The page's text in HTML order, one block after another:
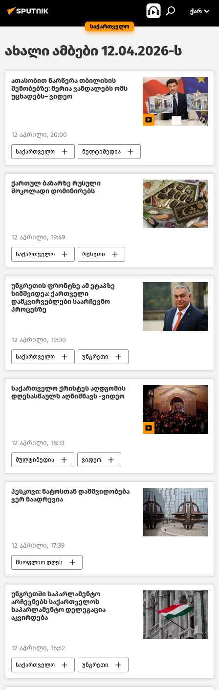
საქართველო
ᲥᲐᲠ
ახალი ამბები 12.04.2026-ს
ათასობით წარწერა თბილისის
შენობებზე: მერია ვანდალებს ომს
უცხადებს– ვიდეო
12 აპრილი, 20:00
საქართველო მულტიმედია
ვიდეო თბილისის მერია
თბილისი დღეს
ქართულ ბაზარზე რუსული
შოკოლადი დომინირებს
12 აპრილი, 19:49
საქართველო რუსეთი
ქართულ–რუსული ურთიერთობები
საქართველოს ეკონომიკა
ახალი ამბები
უნგრეთის ფრონტზე ამ ეტაპზე
სიმშვიდეა: ქართველი
დამკვირვებლები საარჩევნო
პროცესზე
12 აპრილი, 19:00
საქართველო უნგრეთი
საქართველოს საგარეო პოლიტიკა
პოლიტიკა საქართველოში
საქართველოს პარლამენტი
საქართველო ქრისტეს აღდგომის
დღესასწაულს აღნიშნავს -ვიდეო
12 აპრილი, 18:13
მულტიმედია ვიდეო
აღდგომა
პესკოვი: ნატოსთან დამშვიდობება
ჯერ ნაადრევია
12 აპრილი, 17:39
მსოფლიო დღეს
მსოფლიოს ახალი ამბები რუსეთი
აშშ ირანი პოლიტიკა
ახალი ამბები
უნგრეთში საპარლამენტო
არჩევნებს საქართველოს
საპარლამენტო დელეგაცია
აკვირდება
12 აპრილი, 16:52
საქართველო უნგრეთი
პოლიტიკა საქართველოში